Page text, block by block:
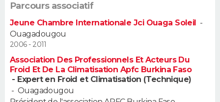
DICTIONNAIRE
Dictionnaire
Biographies
Citations
Expressions
Proverbes
PROGRAMME TV
COPAINS D'AVANT
S'inscrire
Se connecter
Lycées
Collèges
Primaires
Universités
Entreprises
Service militaire
Avis de recherche
AVIS DE DÉCÈS
Parcours associatif
Jeune Chambre Internationale Jci Ouaga Soleil
-
Ouagadougou
2006 - 2011
Association Des Professionnels Et Acteurs Du
Froid Et De La Climatisation Apfc Burkina Faso
- Expert en Froid et Climatisation (Technique)
- Ouagadougou